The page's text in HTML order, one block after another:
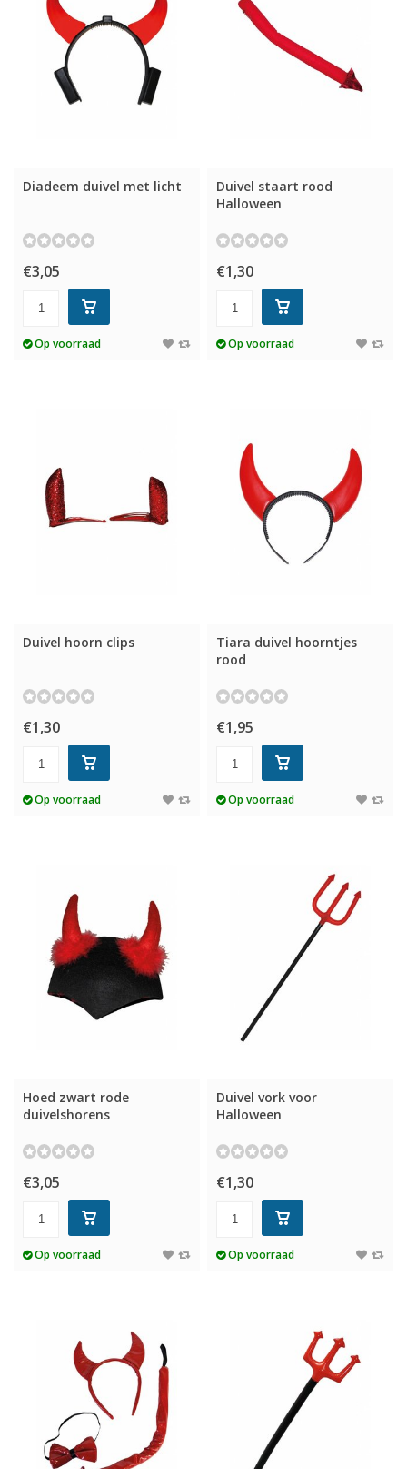
Diadeem duivel met licht
€3,05
Op voorraad
Duivel staart rood
Halloween
€1,30
Op voorraad
Duivel hoorn clips
€1,30
Op voorraad
Tiara duivel hoorntjes
rood
€1,95
Op voorraad
Hoed zwart rode
duivelshorens
€3,05
Op voorraad
Duivel vork voor
Halloween
€1,30
Op voorraad